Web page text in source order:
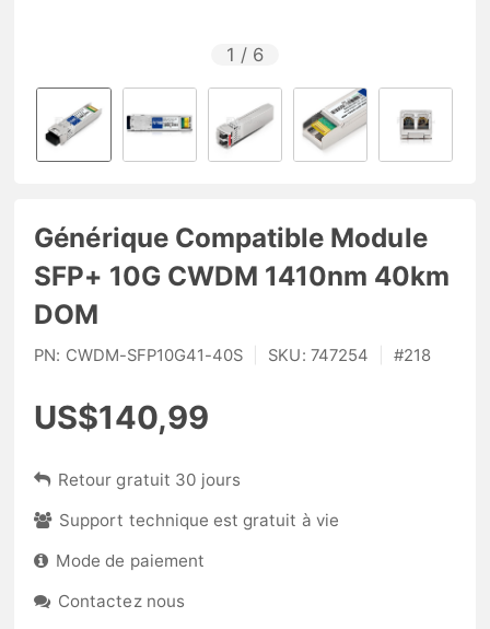
1 / 6
Générique Compatible Module
SFP+ 10G CWDM 1410nm 40km
DOM
PN: CWDM-SFP10G41-40S SKU: 747254 #218
US$140,99
Retour gratuit 30 jours
Support technique est gratuit à vie
Mode de paiement
Contactez nous